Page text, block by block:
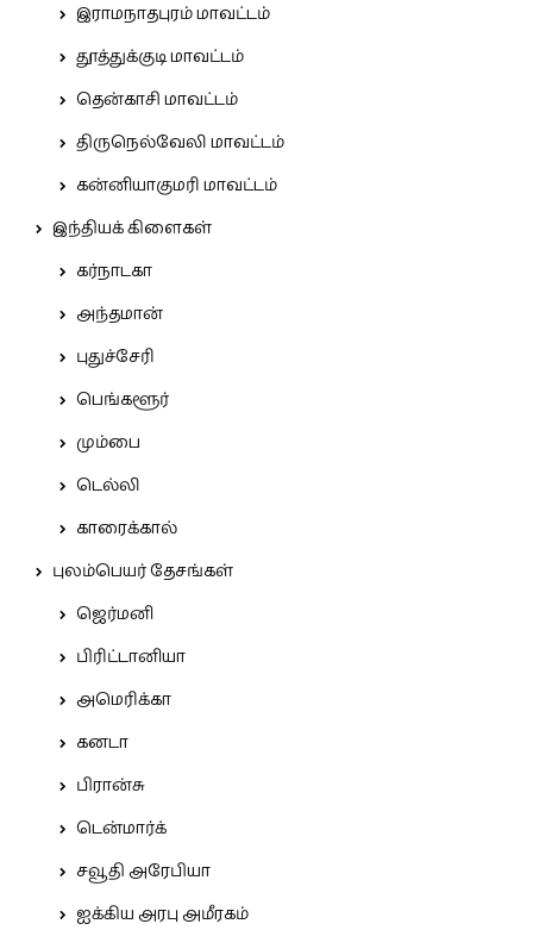
இராமநாதபுரம் மாவட்டம்
தூத்துக்குடி மாவட்டம்
தென்காசி மாவட்டம்
திருநெல்வேலி மாவட்டம்
கன்னியாகுமரி மாவட்டம்
இந்தியக் கிளைகள்
கர்நாடகா
அந்தமான்
புதுச்சேரி
பெங்களூர்
மும்பை
டெல்லி
காரைக்கால்
புலம்பெயர் தேசங்கள்
ஜெர்மனி
பிரிட்டானியா
அமெரிக்கா
கனடா
பிரான்சு
டென்மார்க்
சவூதி அரேபியா
ஐக்கிய அரபு அமீரகம்